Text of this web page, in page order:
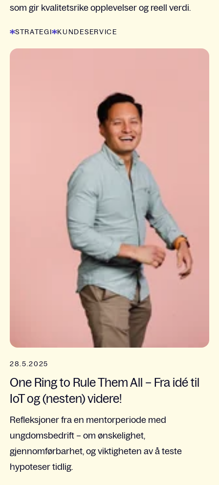
som gir kvalitetsrike opplevelser og reell verdi.
STRATEGI KUNDESERVICE
28.5.2025
One Ring to Rule Them All – Fra idé til
IoT og (nesten) videre!
Refleksjoner fra en mentorperiode med
ungdomsbedrift – om ønskelighet,
gjennomførbarhet, og viktigheten av å teste
hypoteser tidlig.